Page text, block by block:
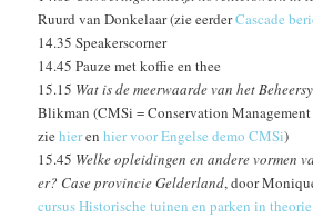
Ruurd van Donkelaar (zie eerderCascade
14.35 Speakerscorner
14.45 Pauze met koffie en thee
15.15 Wat is de meerwaarde van het
Blikman (CMSi = Conservation
ziehierenhier voor Engelse demo CMSi)
15.45 Welke opleidingen en andere vormen
er? Case provincie Gelderland, door
cursus Historische tuinen en parken in